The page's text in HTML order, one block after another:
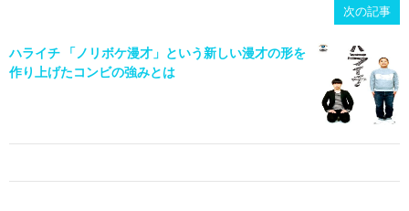
次の記事
ハライチ 「ノリボケ漫才」という新しい漫才の形を
作り上げたコンビの強みとは